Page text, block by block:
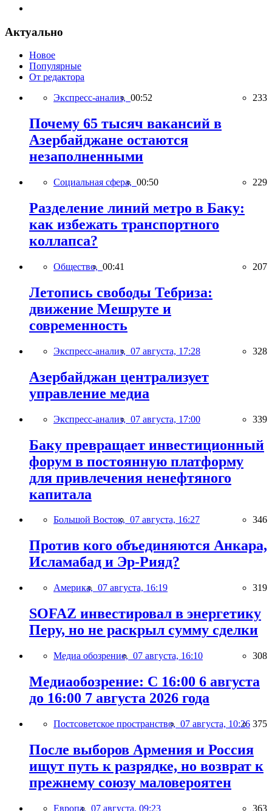
Актуально
Новое
Популярные
От редактора
Экспресс-анализ, 00:52 233
Почему 65 тысяч вакансий в
Азербайджане остаются
незаполненными
Социальная сфера, 00:50 229
Разделение линий метро в Баку:
как избежать транспортного
коллапса?
Общество, 00:41 207
Летопись свободы Тебриза:
движение Мешруте и
современность
Экспресс-анализ, 07 августа, 17:28 328
Азербайджан централизует
управление медиа
Экспресс-анализ, 07 августа, 17:00 339
Баку превращает инвестиционный
форум в постоянную платформу
для привлечения ненефтяного
капитала
Большой Восток, 07 августа, 16:27 346
Против кого объединяются Анкара,
Исламабад и Эр-Рияд?
Америка, 07 августа, 16:19 319
SOFAZ инвестировал в энергетику
Перу, но не раскрыл сумму сделки
Медиа обозрение, 07 августа, 16:10 308
Медиаобозрение: С 16:00 6 августа
до 16:00 7 августа 2026 года
Постсоветское пространство, 07 августа, 10:26 375
После выборов Армения и Россия
ищут путь к разрядке, но возврат к
прежнему союзу маловероятен
Европа, 07 августа, 09:23 363